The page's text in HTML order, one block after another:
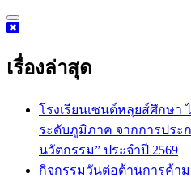
Skip
to
เรื่องล่าสุด
โรงเรียนเซนต์หลุยส์ศึกษา
ระดับภูมิภาค จากการประ
นวัตกรรม” ประจำปี 2569
กิจกรรม​วันต่อต้านการค้า